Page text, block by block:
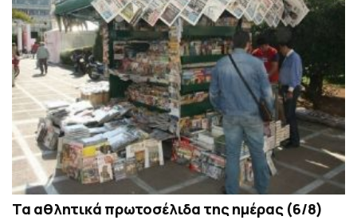
Τα αθλητικά πρωτοσέλιδα της ημέρας (6/8)